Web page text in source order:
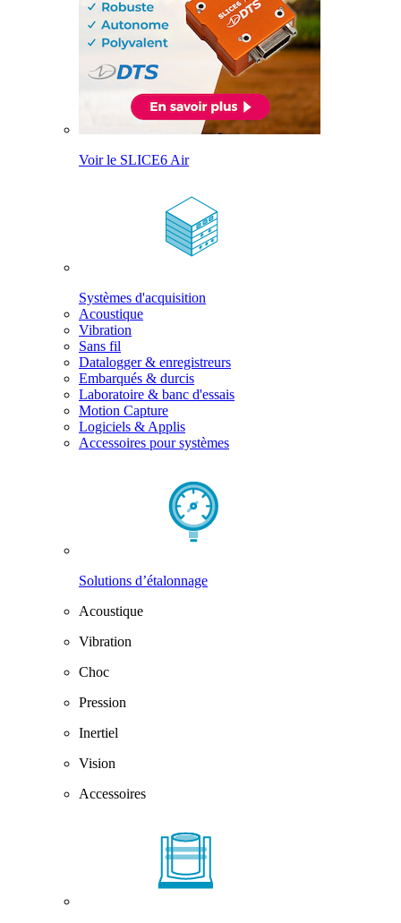
Voir le SLICE6 Air
Systèmes d'acquisition
Acoustique
Vibration
Sans fil
Datalogger & enregistreurs
Embarqués & durcis
Laboratoire & banc d'essais
Motion Capture
Logiciels & Applis
Accessoires pour systèmes
Solutions d’étalonnage
Acoustique
Vibration
Choc
Pression
Inertiel
Vision
Accessoires